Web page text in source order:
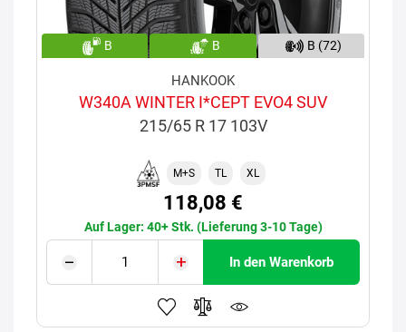
B B B (72)
HANKOOK
W340A WINTER I*CEPT EVO4 SUV
215/65 R 17 103V
M+S TL XL
118,08 €
Auf Lager: 40+ Stk. (Lieferung 3-10 Tage)
In den Warenkorb